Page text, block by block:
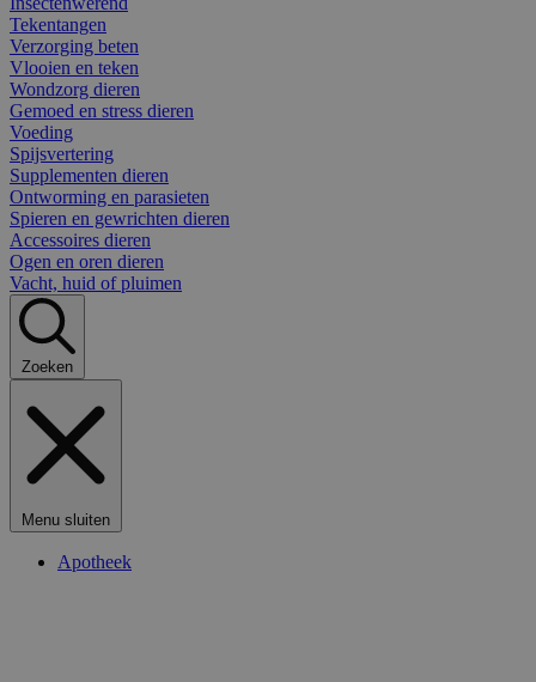
Tekentangen
Verzorging beten
Vlooien en teken
Wondzorg dieren
Gemoed en stress dieren
Voeding
Spijsvertering
Supplementen dieren
Ontworming en parasieten
Spieren en gewrichten dieren
Accessoires dieren
Ogen en oren dieren
Vacht, huid of pluimen
Zoeken
Menu sluiten
Apotheek